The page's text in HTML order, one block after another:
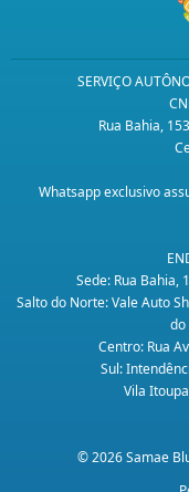
SERVIÇO
Rua Bahia,
Whatsapp exclusivo
Sede: Rua Bahia,
Salto do Norte: Vale Auto
do
Centro: Rua
Sul:
Vila
© 2026 Samae